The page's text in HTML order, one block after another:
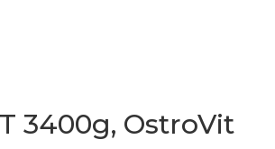
3400g, OstroVit